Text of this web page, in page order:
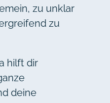
zu unklar
zu
hilft dir
deine